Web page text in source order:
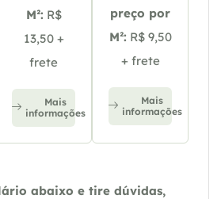
M²: R$
13,50 +
frete
Mais
informações
preço por
M²: R$ 9,50
+ frete
Mais
informações
abaixo e tire dúvidas,